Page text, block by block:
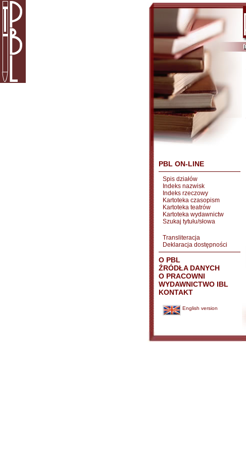
PBL ON-LINE
Spis działów
Indeks nazwisk
Indeks rzeczowy
Kartoteka czasopism
Kartoteka teatrów
Kartoteka wydawnictw
Szukaj tytułu/słowa
Transliteracja
Deklaracja dostępności
O PBL
ŹRÓDŁA DANYCH
O PRACOWNI
WYDAWNICTWO IBL
KONTAKT
English version